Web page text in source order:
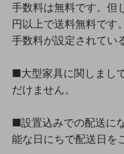
手数料は無料です。但
円以上で送料無料です
手数料が設定されてい
■大型家具に関しまし
だけません。
■設置込みでの配送に
能な日にちで配送日を